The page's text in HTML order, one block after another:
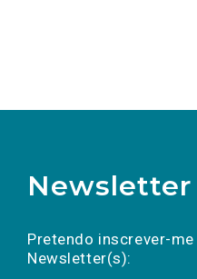
Newsletter
Pretendo inscrever-
Newsletter(s):
a(s) newsletter(s).
mail